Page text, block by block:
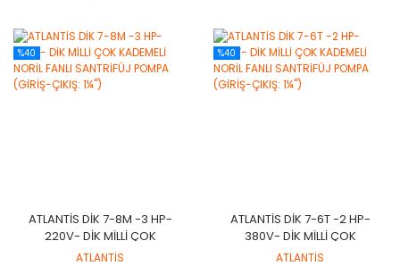
%40
ATLANTİS DİK 7-8M -3 HP-
220V- DİK MİLLİ ÇOK
KADEMELİ NORİL FANLI
ATLANTİS
%40
ATLANTİS DİK 7-6T -2 HP-
380V- DİK MİLLİ ÇOK
KADEMELİ NORİL FANLI
ATLANTİS